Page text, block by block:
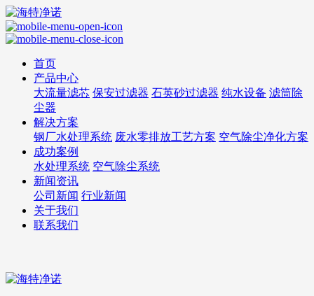
首页
产品中心
大流量滤芯 保安过滤器 石英砂过滤器 纯水设备 滤筒除
尘器
解决方案
钢厂水处理系统 废水零排放工艺方案 空气除尘净化方案
成功案例
水处理系统 空气除尘系统
新闻资讯
公司新闻 行业新闻
关于我们
联系我们